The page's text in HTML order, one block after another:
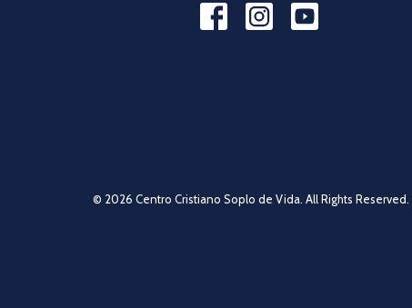
© 2026 Centro Cristiano Soplo de Vida. All Rights Reserved. |